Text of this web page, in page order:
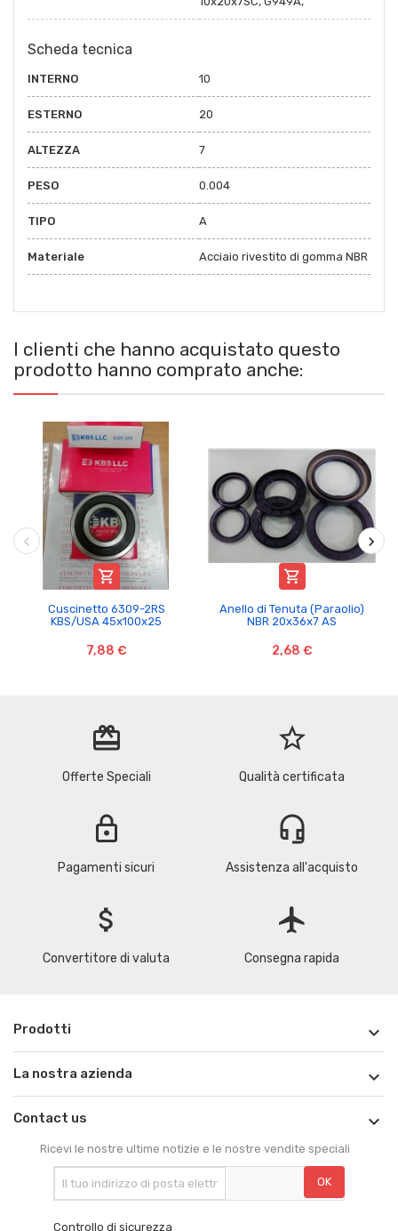
Scheda tecnica
INTERNO 10
ESTERNO 20
ALTEZZA 7
PESO 0.004
TIPO A
Materiale Acciaio rivestito di gomma NBR
I clienti che hanno acquistato questo
prodotto hanno comprato anche:

Cuscinetto 6309-2RS
KBS/USA 45x100x25
7,88 €

Anello di Tenuta (Paraolio)
NBR 20x36x7 AS
2,68 €
redeem
Offerte Speciali
star_border
Qualità certificata
lock
Pagamenti sicuri
headset_mic
Assistenza all'acquisto
attach_money
Convertitore di valuta
flight
Consegna rapida
Prodotti 
La nostra azienda 
Contact us 
Ricevi le nostre ultime notizie e le nostre vendite speciali
Controllo di sicurezza